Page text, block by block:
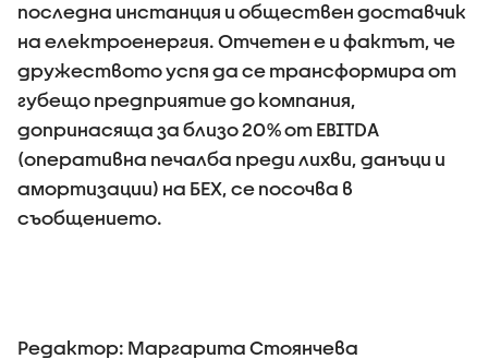
последна инстанция и обществен доставчик
на електроенергия. Отчетен е и фактът, че
дружеството успя да се трансформира от
губещо предприятие до компания,
допринасяща за близо 20% от EBITDA
(оперативна печалба преди лихви, данъци и
амортизации) на БЕХ, се посочва в
съобщението.
Редактор: Маргарита Стоянчева